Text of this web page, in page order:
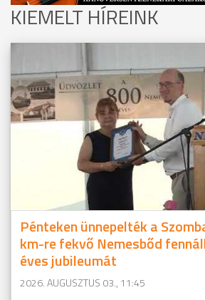
KIEMELT HÍREINK
Pénteken ünnepelték a
km-re fekvő Nemesbőd
éves jubileumát
2026. AUGUSZTUS 03., 11:45